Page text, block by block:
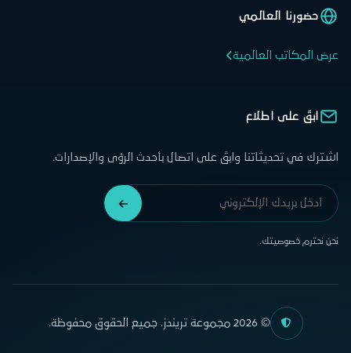
حضورنا العالمي
عرض المكاتب العالمية
ابقَ على اطلاع
اشترك في تحديثاتنا وابقَ على اتصال بأحدث الرؤى والإصدارات.
نحن نحترم خصوصيتك.
© 2026 مجموعة تريندز. جميع الحقوق محفوظة.